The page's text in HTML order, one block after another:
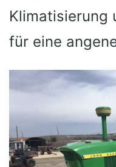
Klimatisierung
für eine